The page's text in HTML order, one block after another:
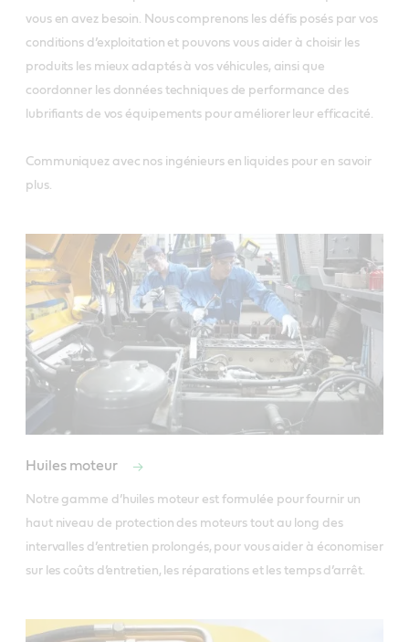
vous en avez besoin. Nous comprenons les défis posés par vos
conditions d’exploitation et pouvons vous aider à choisir les
produits les mieux adaptés à vos véhicules, ainsi que
coordonner les données techniques de performance des
lubrifiants de vos équipements pour améliorer leur efficacité.
Communiquez avec nos ingénieurs en liquides pour en savoir
plus.
Huiles moteur
Notre gamme d’huiles moteur est formulée pour fournir un
haut niveau de protection des moteurs tout au long des
intervalles d’entretien prolongés, pour vous aider à économiser
sur les coûts d’entretien, les réparations et les temps d’arrêt.